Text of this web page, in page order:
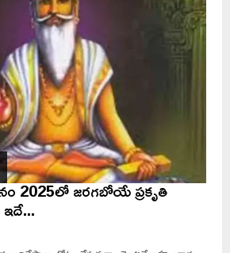
2025లో జరగబోయే ప్రకృతి